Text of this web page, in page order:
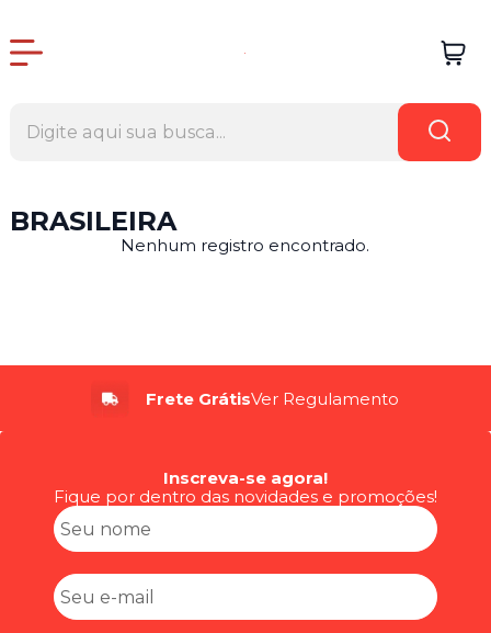
BRASILEIRA
Nenhum registro encontrado.
Frete GrátisVer Regulamento
Inscreva-se agora!
Fique por dentro das novidades e promoções!